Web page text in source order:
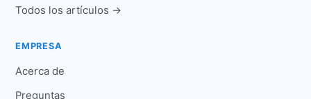
Todos los artículos →
EMPRESA
Acerca de
Preguntas